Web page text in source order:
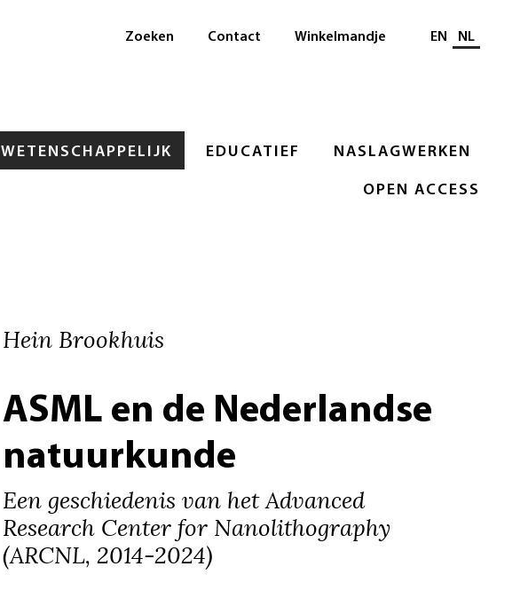
WETENSCHAPPELIJK EDUCATIEF NASLAGWERKEN
OPEN ACCESS
Zoeken Contact Winkelmandje Selecteer taal
EN NL
Hein Brookhuis
ASML en de Nederlandse
natuurkunde
Een geschiedenis van het Advanced
Research Center for Nanolithography
(ARCNL, 2014-2024)